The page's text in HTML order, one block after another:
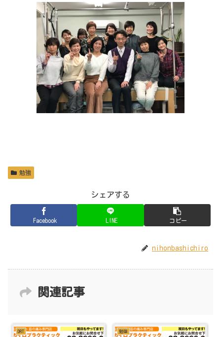
勉強
シェアする
Facebook LINE コピー
nihonbashichiro
関連記事
DRT 勉強